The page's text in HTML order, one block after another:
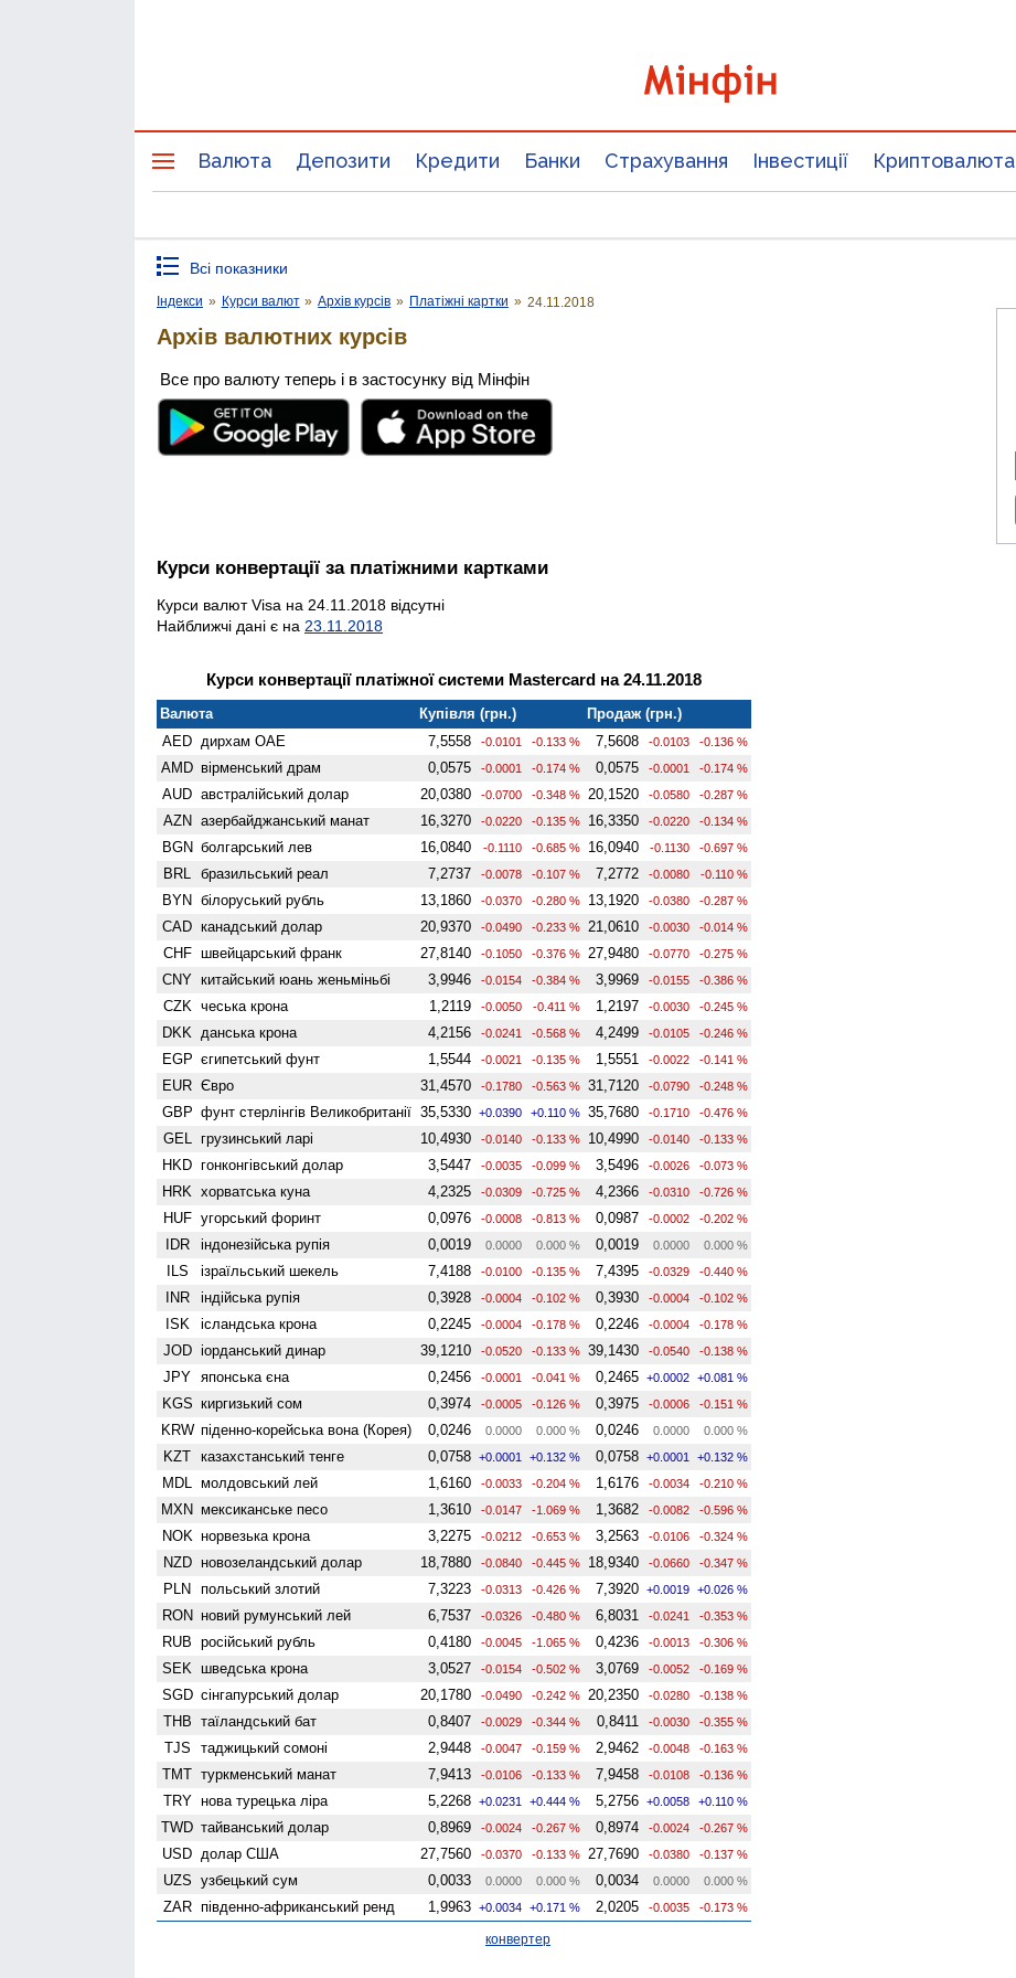
Валюта Депозити Кредити Банки Страхування Інвестиції Криптовалюта
Всі показники
Індекси » Курси валют » Архів курсів » Платіжні картки » 24.11.2018
Архів валютних курсів
Все про валюту теперь і в застосунку від Мінфін
Курси конвертації за платіжними картками
Курси валют Visa на 24.11.2018 відсутні
Найближчі дані є на 23.11.2018
Курси конвертації платіжної системи Mastercard на 24.11.2018
Валюта Купівля (грн.)
Продаж (грн.)
AED дирхам ОАЕ 7,5558 -0.0101 -0.133 % 7,5608 -0.0103 -0.136 %
AMD вiрменський драм 0,0575 -0.0001 -0.174 % 0,0575 -0.0001 -0.174 %
AUD австралійський долар 20,0380 -0.0700 -0.348 % 20,1520 -0.0580 -0.287 %
AZN азербайджанський манат 16,3270 -0.0220 -0.135 % 16,3350 -0.0220 -0.134 %
BGN болгарський лев 16,0840 -0.1110 -0.685 % 16,0940 -0.1130 -0.697 %
BRL бразильський реал 7,2737 -0.0078 -0.107 % 7,2772 -0.0080 -0.110 %
BYN білоруський рубль 13,1860 -0.0370 -0.280 % 13,1920 -0.0380 -0.287 %
CAD канадський долар 20,9370 -0.0490 -0.233 % 21,0610 -0.0030 -0.014 %
CHF швейцарський франк 27,8140 -0.1050 -0.376 % 27,9480 -0.0770 -0.275 %
CNY китайський юань женьмiньбi 3,9946 -0.0154 -0.384 % 3,9969 -0.0155 -0.386 %
CZK чеська крона 1,2119 -0.0050 -0.411 % 1,2197 -0.0030 -0.245 %
DKK данська крона 4,2156 -0.0241 -0.568 % 4,2499 -0.0105 -0.246 %
EGP єгипетський фунт 1,5544 -0.0021 -0.135 % 1,5551 -0.0022 -0.141 %
EUR Євро 31,4570 -0.1780 -0.563 % 31,7120 -0.0790 -0.248 %
GBP фунт стерлінгів Велико­британії 35,5330 +0.0390 +0.110 % 35,7680 -0.1710 -0.476 %
GEL грузинський ларі 10,4930 -0.0140 -0.133 % 10,4990 -0.0140 -0.133 %
HKD гонконгівський долар 3,5447 -0.0035 -0.099 % 3,5496 -0.0026 -0.073 %
HRK хорватська куна 4,2325 -0.0309 -0.725 % 4,2366 -0.0310 -0.726 %
HUF угорський форинт 0,0976 -0.0008 -0.813 % 0,0987 -0.0002 -0.202 %
IDR індонезійська рупія 0,0019 0.0000 0.000 % 0,0019 0.0000 0.000 %
ILS ізраїльський шекель 7,4188 -0.0100 -0.135 % 7,4395 -0.0329 -0.440 %
INR індійська рупія 0,3928 -0.0004 -0.102 % 0,3930 -0.0004 -0.102 %
ISK ісландська крона 0,2245 -0.0004 -0.178 % 0,2246 -0.0004 -0.178 %
JOD іорданський динар 39,1210 -0.0520 -0.133 % 39,1430 -0.0540 -0.138 %
JPY японська єна 0,2456 -0.0001 -0.041 % 0,2465 +0.0002 +0.081 %
KGS киргизький сом 0,3974 -0.0005 -0.126 % 0,3975 -0.0006 -0.151 %
KRW піденно-корейська вона (Корея) 0,0246 0.0000 0.000 % 0,0246 0.0000 0.000 %
KZT казахстанський тенге 0,0758 +0.0001 +0.132 % 0,0758 +0.0001 +0.132 %
MDL молдовський лей 1,6160 -0.0033 -0.204 % 1,6176 -0.0034 -0.210 %
MXN мексиканське песо 1,3610 -0.0147 -1.069 % 1,3682 -0.0082 -0.596 %
NOK норвезька крона 3,2275 -0.0212 -0.653 % 3,2563 -0.0106 -0.324 %
NZD ново­зеландський долар 18,7880 -0.0840 -0.445 % 18,9340 -0.0660 -0.347 %
PLN польський злотий 7,3223 -0.0313 -0.426 % 7,3920 +0.0019 +0.026 %
RON новий румунський лей 6,7537 -0.0326 -0.480 % 6,8031 -0.0241 -0.353 %
RUB російський рубль 0,4180 -0.0045 -1.065 % 0,4236 -0.0013 -0.306 %
SEK шведська крона 3,0527 -0.0154 -0.502 % 3,0769 -0.0052 -0.169 %
SGD сінгапурський долар 20,1780 -0.0490 -0.242 % 20,2350 -0.0280 -0.138 %
THB таїландський бат 0,8407 -0.0029 -0.344 % 0,8411 -0.0030 -0.355 %
TJS таджицький сомоні 2,9448 -0.0047 -0.159 % 2,9462 -0.0048 -0.163 %
TMT туркменський манат 7,9413 -0.0106 -0.133 % 7,9458 -0.0108 -0.136 %
TRY нова турецька ліра 5,2268 +0.0231 +0.444 % 5,2756 +0.0058 +0.110 %
TWD тайванський долар 0,8969 -0.0024 -0.267 % 0,8974 -0.0024 -0.267 %
USD долар США 27,7560 -0.0370 -0.133 % 27,7690 -0.0380 -0.137 %
UZS узбецький сум 0,0033 0.0000 0.000 % 0,0034 0.0000 0.000 %
ZAR південно-африканський ренд 1,9963 +0.0034 +0.171 % 2,0205 -0.0035 -0.173 %
конвертер